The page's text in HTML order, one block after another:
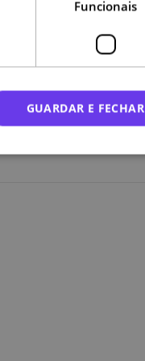
Funcionais
GUARDAR E FECHAR